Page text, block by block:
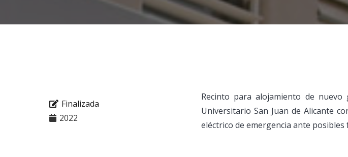
Finalizada
2022
Recinto para alojamiento de
Universitario San Juan de Alicante
eléctrico de emergencia ante posibles